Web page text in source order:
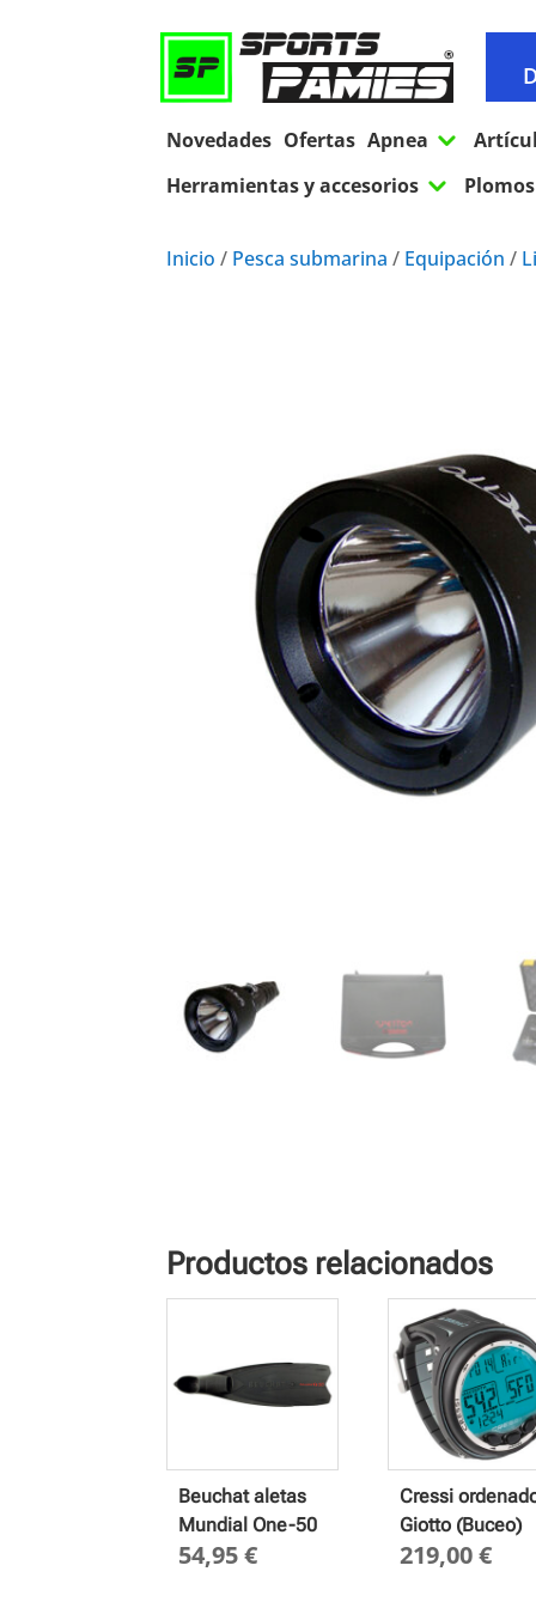
Novedades Ofertas Apnea 3
Herramientas y accesorios 3
Inicio / Pesca submarina / Equipación /
Productos relacionados
Beuchat aletas
Mundial One-50
54,95€
Cressi
Giotto (Buceo)
219,00€